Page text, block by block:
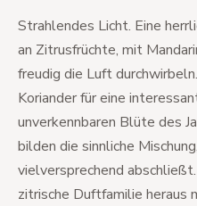
Strahlendes Licht. Eine
an Zitrusfrüchte, mit
freudig die Luft
Koriander für eine
unverkennbaren Blüte des
bilden die sinnliche
vielversprechend
zitrische Duftfamilie heraus